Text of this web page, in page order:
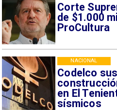
Corte
de $1.000
ProCultura
Codelco
en El
sísmicos
NACIONAL